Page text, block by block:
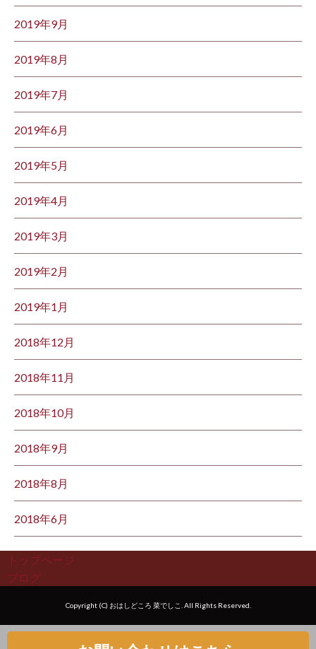
2019年9月
2019年8月
2019年7月
2019年6月
2019年5月
2019年4月
2019年3月
2019年2月
2019年1月
2018年12月
2018年11月
2018年10月
2018年9月
2018年8月
2018年6月
トップページ
ブログ
Copyright (C) おはしどころ 菜でしこ. All Rights Reserved.